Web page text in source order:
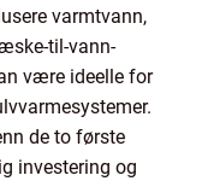
varmtvann,
til-vann-
være ideelle for
de to første
investering og